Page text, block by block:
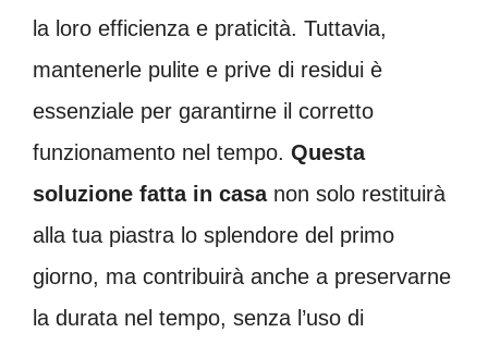
la loro efficienza e praticità. Tuttavia,
mantenerle pulite e prive di residui è
essenziale per garantirne il corretto
funzionamento nel tempo. Questa
soluzione fatta in casanon solo restituirà
alla tua piastra lo splendore del primo
giorno, ma contribuirà anche a preservarne
la durata nel tempo, senza l’uso di